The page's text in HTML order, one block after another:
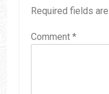
Required fields
Comment *